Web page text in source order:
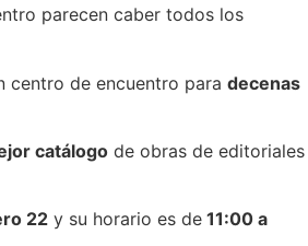
parecen caber todos los
centro de encuentro para decenas
catálogo de obras de editoriales
22 y su horario es de 11:00 a